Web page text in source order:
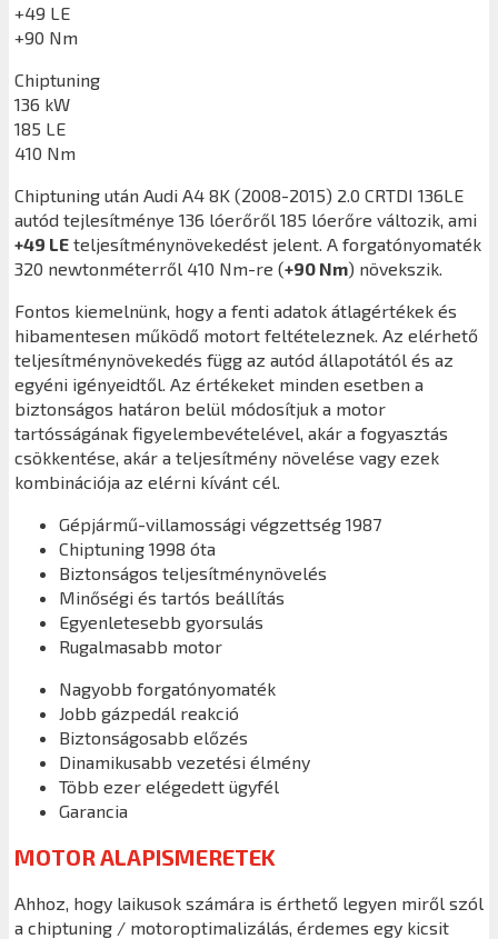
+49 LE
+90 Nm
Chiptuning
136 kW
185 LE
410 Nm
Chiptuning után Audi A4 8K (2008-2015) 2.0 CRTDI 136LE
autód tejlesítménye 136 lóerőről 185 lóerőre változik, ami
+49 LE teljesítménynövekedést jelent. A forgatónyomaték
320 newtonméterről 410 Nm-re (+90 Nm) növekszik.
Fontos kiemelnünk, hogy a fenti adatok átlagértékek és
hibamentesen működő motort feltételeznek. Az elérhető
teljesítménynövekedés függ az autód állapotától és az
egyéni igényeidtől. Az értékeket minden esetben a
biztonságos határon belül módosítjuk a motor
tartósságának figyelembevételével, akár a fogyasztás
csökkentése, akár a teljesítmény növelése vagy ezek
kombinációja az elérni kívánt cél.
Gépjármű-villamossági végzettség 1987
Chiptuning 1998 óta
Biztonságos teljesítménynövelés
Minőségi és tartós beállítás
Egyenletesebb gyorsulás
Rugalmasabb motor
Nagyobb forgatónyomaték
Jobb gázpedál reakció
Biztonságosabb előzés
Dinamikusabb vezetési élmény
Több ezer elégedett ügyfél
Garancia
MOTOR ALAPISMERETEK
Ahhoz, hogy laikusok számára is érthető legyen miről szól
a chiptuning / motoroptimalizálás, érdemes egy kicsit